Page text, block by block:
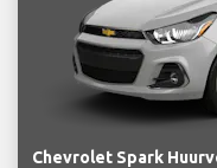
Chevrolet Spark